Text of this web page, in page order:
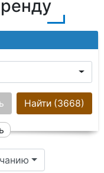
Найти (3668)